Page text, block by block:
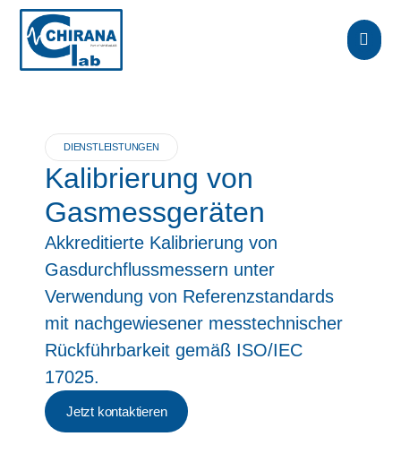
DIENSTLEISTUNGEN
Kalibrierung von
Gasmessgeräten
Akkreditierte Kalibrierung von
Gasdurchflussmessern unter
Verwendung von Referenzstandards
mit nachgewiesener messtechnischer
Rückführbarkeit gemäß ISO/IEC
17025.
Jetzt kontaktieren